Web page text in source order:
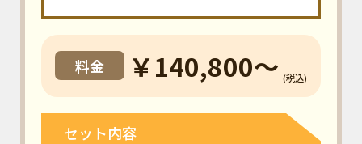
料金 ￥140,800～ (税込)
セット内容